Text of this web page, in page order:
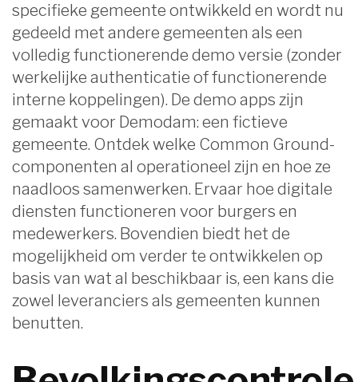
specifieke gemeente ontwikkeld en wordt nu
gedeeld met andere gemeenten als een
volledig functionerende demo versie (zonder
werkelijke authenticatie of functionerende
interne koppelingen). De demo apps zijn
gemaakt voor Demodam: een fictieve
gemeente. Ontdek welke Common Ground-
componenten al operationeel zijn en hoe ze
naadloos samenwerken. Ervaar hoe digitale
diensten functioneren voor burgers en
medewerkers. Bovendien biedt het de
mogelijkheid om verder te ontwikkelen op
basis van wat al beschikbaar is, een kans die
zowel leveranciers als gemeenten kunnen
benutten.